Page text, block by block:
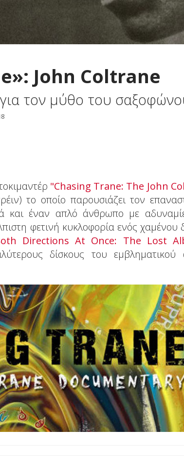
John Coltrane
τον μύθο του
"Chasing Trane: The John
το οποίο παρουσιάζει τον
και έναν απλό άνθρωπο με
φετινή κυκλοφορία ενός χαμένου
Directions Αt Once: The Lost
δίσκους του εμβληματικού